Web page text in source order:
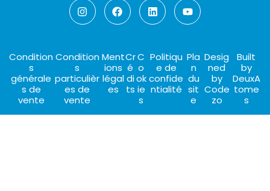
Condition
s
générale
s de
vente
Condition
s
particulièr
es de
vente
Ment
ions
légal
es
Cr
é
di
ts
C
o
ok
ie
s
Politiqu
e de
confide
ntialité
Pla
n
du
sit
e
Desig
ned
by
Code
zo
Built
by
DeuxA
tome
s